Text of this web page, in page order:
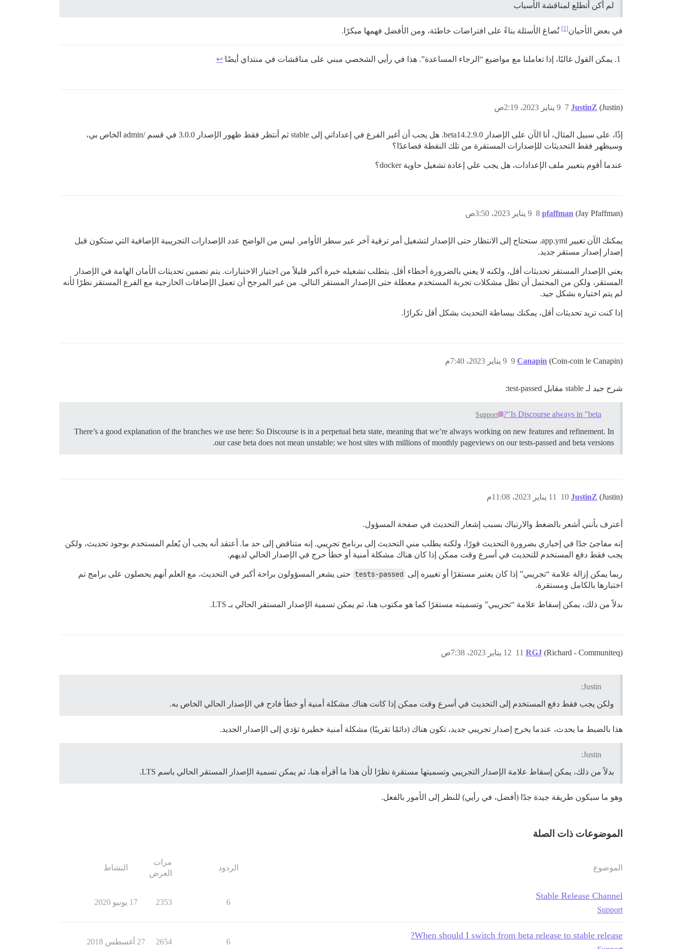
لم أكن أتطلع لمناقشة الأسباب
في بعض الأحيان [1] تُصاغ الأسئلة بناءً على افتراضات خاطئة، ومن الأفضل فهمها مبكرًا.
يمكن القول غالبًا، إذا تعاملنا مع مواضيع “الرجاء المساعدة”. هذا في رأيي الشخصي مبني على مناقشات في منتداي أيضًا ↩︎
JustinZ (Justin) 9 يناير 2023، 2:19ص 7
إذًا، على سبيل المثال، أنا الآن على الإصدار 2.9.0.beta14. هل يجب أن أغير الفرع في إعداداتي إلى stable ثم أنتظر فقط ظهور الإصدار 3.0.0 في قسم /admin الخاص بي،
وسيظهر فقط التحديثات للإصدارات المستقرة من تلك النقطة فصاعدًا؟
عندما أقوم بتغيير ملف الإعدادات، هل يجب علي إعادة تشغيل حاوية docker؟
pfaffman (Jay Pfaffman) 9 يناير 2023، 3:50ص 8
يمكنك الآن تغيير app.yml. ستحتاج إلى الانتظار حتى الإصدار لتشغيل أمر ترقية آخر عبر سطر الأوامر. ليس من الواضح عدد الإصدارات التجريبية الإضافية التي ستكون قبل
إصدار إصدار مستقر جديد.
يعني الإصدار المستقر تحديثات أقل، ولكنه لا يعني بالضرورة أخطاء أقل. يتطلب تشغيله خبرة أكبر قليلاً من اجتياز الاختبارات. يتم تضمين تحديثات الأمان الهامة في الإصدار
المستقر، ولكن من المحتمل أن تظل مشكلات تجربة المستخدم معطلة حتى الإصدار المستقر التالي. من غير المرجح أن تعمل الإضافات الخارجية مع الفرع المستقر نظرًا لأنه
لم يتم اختباره بشكل جيد.
إذا كنت تريد تحديثات أقل، يمكنك ببساطة التحديث بشكل أقل تكرارًا.
Canapin (Coin-coin le Canapin) 9 يناير 2023، 7:40م 9
شرح جيد لـ stable مقابل test-passed:
Is Discourse always in "beta"?
Support
There’s a good explanation of the branches we use here: So Discourse is in a perpetual beta state, meaning that we’re always working on new features and refinement. In
our case beta does not mean unstable; we host sites with millions of monthly pageviews on our tests-passed and beta versions.
JustinZ (Justin) 11 يناير 2023، 11:08م 10
أعترف بأنني أشعر بالضغط والارتباك بسبب إشعار التحديث في صفحة المسؤول.
إنه مفاجئ جدًا في إخباري بضرورة التحديث فورًا، ولكنه يطلب مني التحديث إلى برنامج تجريبي. إنه متناقض إلى حد ما. أعتقد أنه يجب أن يُعلم المستخدم بوجود تحديث، ولكن
يجب فقط دفع المستخدم للتحديث في أسرع وقت ممكن إذا كان هناك مشكلة أمنية أو خطأ حرج في الإصدار الحالي لديهم.
ربما يمكن إزالة علامة “تجريبي” إذا كان يعتبر مستقرًا أو تغييره إلى tests-passed حتى يشعر المسؤولون براحة أكبر في التحديث، مع العلم أنهم يحصلون على برامج تم
اختبارها بالكامل ومستقرة.
بدلاً من ذلك، يمكن إسقاط علامة “تجريبي” وتسميته مستقرًا كما هو مكتوب هنا، ثم يمكن تسمية الإصدار المستقر الحالي بـ LTS.
RGJ (Richard - Communiteq) 12 يناير 2023، 7:38ص 11
Justin:
ولكن يجب فقط دفع المستخدم إلى التحديث في أسرع وقت ممكن إذا كانت هناك مشكلة أمنية أو خطأ فادح في الإصدار الحالي الخاص به.
هذا بالضبط ما يحدث، عندما يخرج إصدار تجريبي جديد، تكون هناك (دائمًا تقريبًا) مشكلة أمنية خطيرة تؤدي إلى الإصدار الجديد.
Justin:
بدلاً من ذلك، يمكن إسقاط علامة الإصدار التجريبي وتسميتها مستقرة نظرًا لأن هذا ما أقرأه هنا، ثم يمكن تسمية الإصدار المستقر الحالي باسم LTS.
وهو ما سيكون طريقة جيدة جدًا (أفضل، في رأيي) للنظر إلى الأمور بالفعل.
الموضوعات ذات الصلة
الموضوع الردود
مرات
العرض
النشاط
Stable Release Channel
Support
6
2353 17 يونيو 2020
When should I switch from beta release to stable release?
6
2654 27 أغسطس 2018